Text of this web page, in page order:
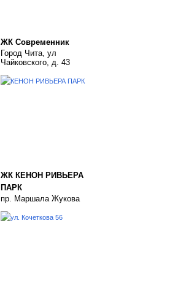
ЖК Современник
Город Чита, ул
Чайковского, д. 43
ЖК КЕНОН РИВЬЕРА
ПАРК
пр. Маршала Жукова